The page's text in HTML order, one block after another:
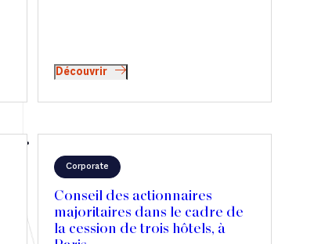
Découvrir
Corporate
Conseil des actionnaires
majoritaires dans le cadre de
la cession de trois hôtels, à